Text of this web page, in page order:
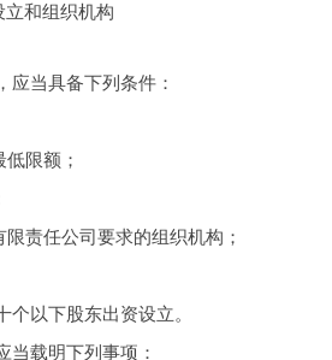
和组织机构
当具备下列条件：
限额；
责任公司要求的组织机构；
以下股东出资设立。
载明下列事项：